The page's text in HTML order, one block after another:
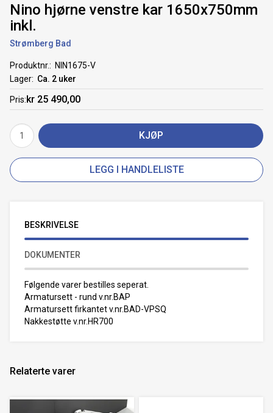
Nino hjørne venstre kar 1650x750mm
inkl.
Strømberg Bad
Produktnr.
NIN1675-V
Lager
Ca. 2 uker
Pris kr 25 490,00
KJØP
LEGG I HANDLELISTE
BESKRIVELSE
DOKUMENTER
Følgende varer bestilles seperat.
Armatursett - rund v.nr.BAP
Armatursett firkantet v.nr.BAD-VPSQ
Nakkestøtte v.nr.HR700
Relaterte varer